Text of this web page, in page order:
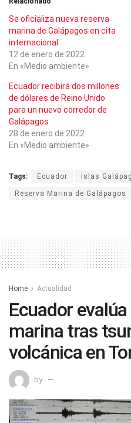
Se oficializa nueva reserva
marina de Galápagos en cita
internacional
12 de enero de 2022
En «Medio ambiente»
Ecuador recibirá dos millones
de dólares de Reino Unido
para un nuevo corredor de
Galápagos
28 de enero de 2022
En «Medio ambiente»
Tags: Ecuador Islas
Reserva Marina de Galápagos
Home Actualidad
Ecuador
marina tras
volcánica en
by